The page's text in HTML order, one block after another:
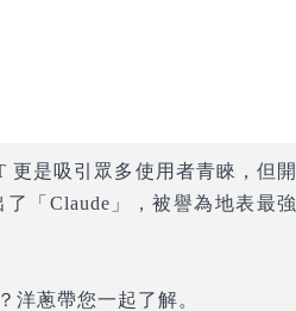
更是吸引眾多使用者青睞，但開
「Claude」，被譽為地表最強
洋蔥帶您一起了解。